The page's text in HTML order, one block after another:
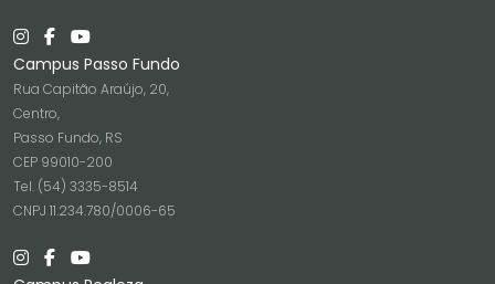
Campus Passo Fundo
Rua Capitão Araújo, 20,
Centro,
Passo Fundo, RS
CEP 99010-200
Tel. (54) 3335-8514
CNPJ 11.234.780/0006-65